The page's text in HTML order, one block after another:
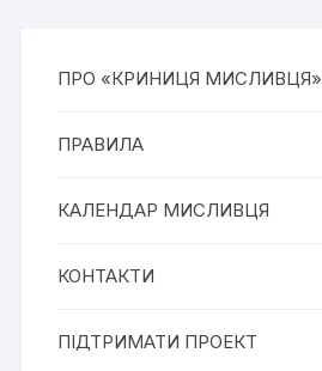
ПРО «КРИНИЦЯ МИСЛИВЦЯ»
ПРАВИЛА
КАЛЕНДАР МИСЛИВЦЯ
КОНТАКТИ
ПІДТРИМАТИ ПРОЕКТ